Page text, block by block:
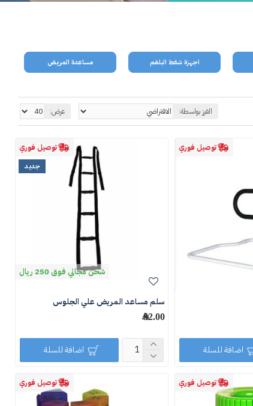
اجهزة شفط البلغم مساعدة المريض
الفرز بواسطة: عرض:
توصيل فوري
اضافة للسلة
جديد
توصيل فوري
شحن مجاني فوق 250 ريال
سلم مساعد المريض علي الجلوس
92.00 ﷼
اضافة للسلة
توصيل فوري توصيل فوري